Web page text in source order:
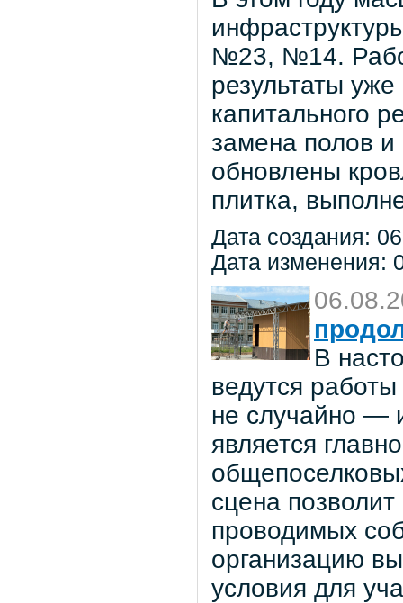
№23, №14.
результаты
капитального
замена полов
обновлены
плитка,
Дата создания:
Дата изменения:
В
ведутся
не случайно —
является
сцена
проводимых
организацию
условия для